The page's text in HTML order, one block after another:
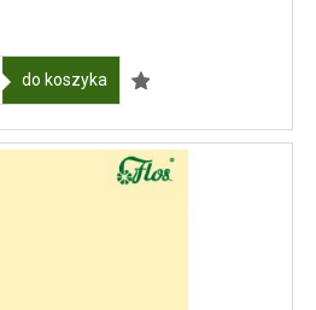
do koszyka